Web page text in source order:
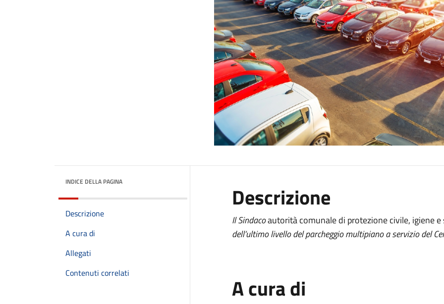
INDICE DELLA PAGINA
Descrizione
A cura di
Allegati
Contenuti correlati
Descrizione
Il Sindacoautorità comunale di protezione civile, igiene e
dell’ultimo livello del parcheggio multipiano a servizio del
A cura di